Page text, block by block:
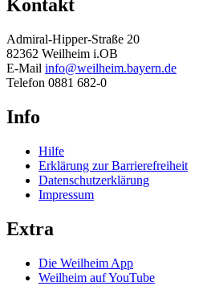
Kontakt
Admiral-Hipper-Straße 20
82362 Weilheim i.OB
E-Mail info@weilheim.bayern.de
Telefon 0881 682-0
Info
Hilfe
Erklärung zur Barrierefreiheit
Datenschutzerklärung
Impressum
Extra
Die Weilheim App
Weilheim auf YouTube